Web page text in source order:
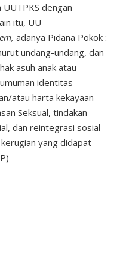
dengan
itu, UU
adanya Pidana Pokok :
undang-undang, dan
asuh anak atau
identitas
atau harta kekayaan
Seksual, tindakan
dan reintegrasi sosial
yang didapat